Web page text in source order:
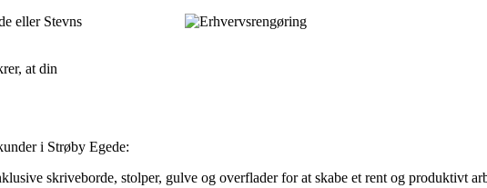
eller Stevns
at din
i Strøby Egede:
skriveborde, stolper, gulve og overflader for at skabe et rent og produktivt